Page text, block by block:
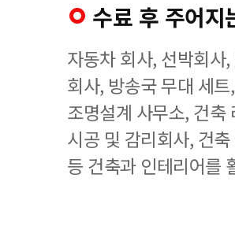
수료 후 주어지
자동차 회사, 선박회사
회사, 방송국 무대 세
조명설계 사무소, 건축
시공 및 감리회사, 건
등 건축과 인테리어를